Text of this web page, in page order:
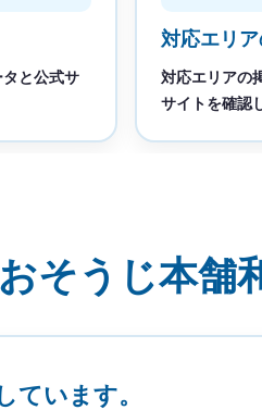
と公式サ
対応エリ
対応エリアの
サイトを確認
おそうじ本舗
ています。